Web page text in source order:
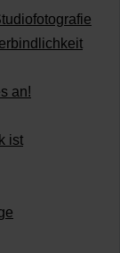
an!
ist